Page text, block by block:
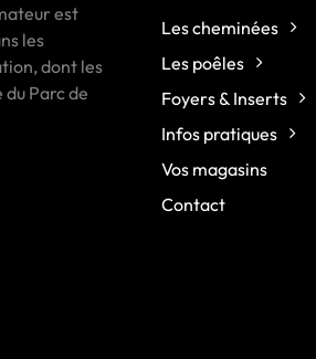
est
les
dont les
Parc de
Les cheminées
Les poêles
Foyers & Inserts
Infos pratiques
Vos magasins
Contact